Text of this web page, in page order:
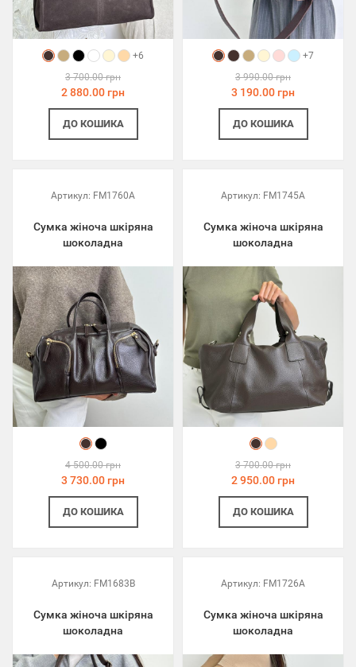
+6
3 700.00 грн
2 880.00 грн
ДО КОШИКА
+7
3 990.00 грн
3 190.00 грн
ДО КОШИКА
Артикул: FM1760A
Сумка жіноча шкіряна
шоколадна
4 500.00 грн
3 730.00 грн
ДО КОШИКА
Артикул: FM1745A
Сумка жіноча шкіряна
шоколадна
3 700.00 грн
2 950.00 грн
ДО КОШИКА
Артикул: FM1683B
Сумка жіноча шкіряна
шоколадна
Артикул: FM1726A
Сумка жіноча шкіряна
шоколадна